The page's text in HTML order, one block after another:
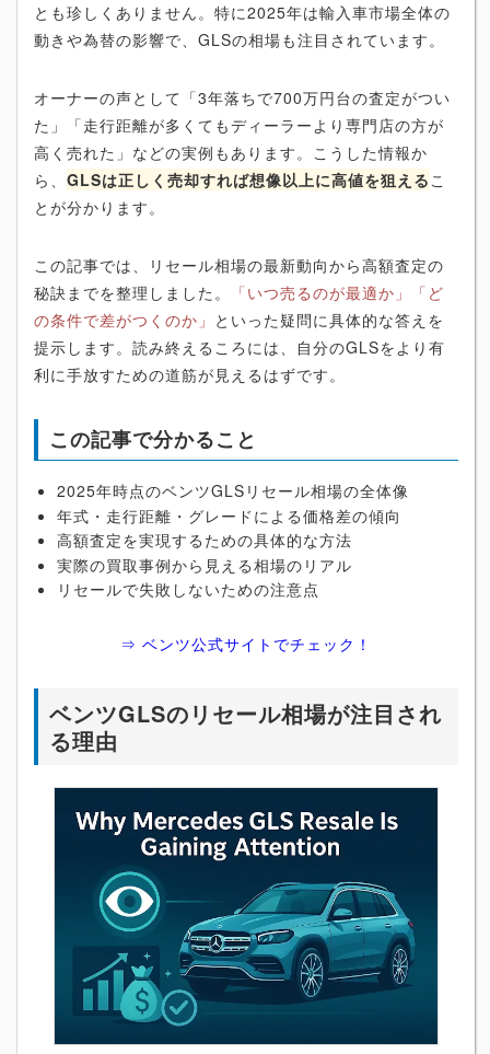
とも珍しくありません。特に2025年は輸入車市場全体の
動きや為替の影響で、GLSの相場も注目されています。
オーナーの声として「3年落ちで700万円台の査定がつい
た」「走行距離が多くてもディーラーより専門店の方が
高く売れた」などの実例もあります。こうした情報か
ら、 GLSは正しく売却すれば想像以上に高値を狙えるこ
とが分かります。
この記事では、リセール相場の最新動向から高額査定の
秘訣までを整理しました。
「いつ売るのが最適か」「ど
の条件で差がつくのか」 といった疑問に具体的な答えを
提示します。読み終えるころには、自分のGLSをより有
利に手放すための道筋が見えるはずです。
この記事で分かること
2025年時点のベンツGLSリセール相場の全体像
年式・走行距離・グレードによる価格差の傾向
高額査定を実現するための具体的な方法
実際の買取事例から見える相場のリアル
リセールで失敗しないための注意点
⇒ ベンツ公式サイトでチェック！
ベンツGLSのリセール相場が注目され
る理由